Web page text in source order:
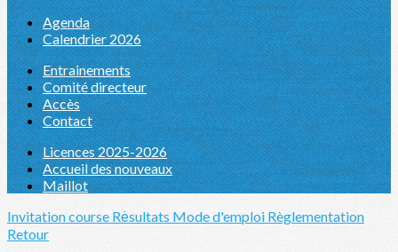
Agenda
Calendrier 2026
Entrainements
Comité directeur
Accès
Contact
Licences 2025-2026
Accueil des nouveaux
Maillot
Invitation course Rėsultats Mode d'emploi Règlementation
Retour